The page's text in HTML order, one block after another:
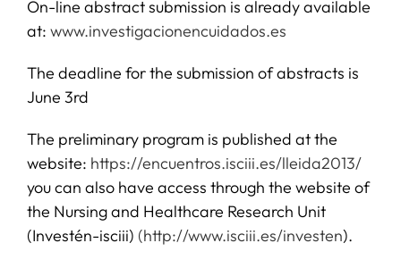
SERVICIOS
APOYO I+D+I
NOTICIAS
On-line abstract submission is already available
at: www.investigacionencuidados.es
The deadline for the submission of abstracts is
June 3rd
The preliminary program is published at the
website: https://encuentros.isciii.es/lleida2013/
you can also have access through the website of
the Nursing and Healthcare Research Unit
(Investén-isciii) (http://www.isciii.es/investen).